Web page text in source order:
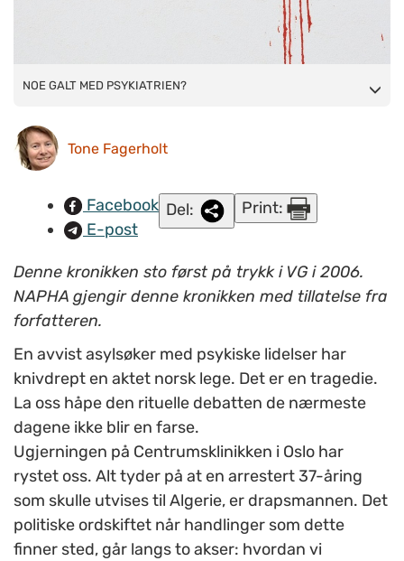
NOE GALT MED PSYKIATRIEN?
NOE GALT MED PSYKIATRIEN?
Tone Fagerholt
Facebook
E-post
Del: Print:
Denne kronikken sto først på trykk i VG i 2006.
NAPHA gjengir denne kronikken med tillatelse fra
forfatteren.
En avvist asylsøker med psykiske lidelser har
knivdrept en aktet norsk lege. Det er en tragedie.
La oss håpe den rituelle debatten de nærmeste
dagene ikke blir en farse.
Ugjerningen på Centrumsklinikken i Oslo har
rystet oss. Alt tyder på at en arrestert 37-åring
som skulle utvises til Algerie, er drapsmannen. Det
politiske ordskiftet når handlinger som dette
finner sted, går langs to akser: hvordan vi